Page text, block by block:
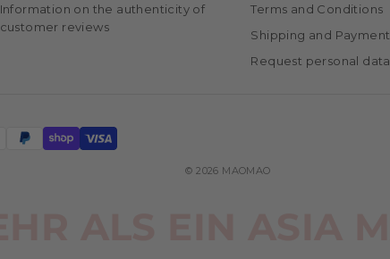
Information on the authenticity of
customer reviews
Terms and Conditions
Shipping and Payment
Request personal data
© 2026 MAOMAO